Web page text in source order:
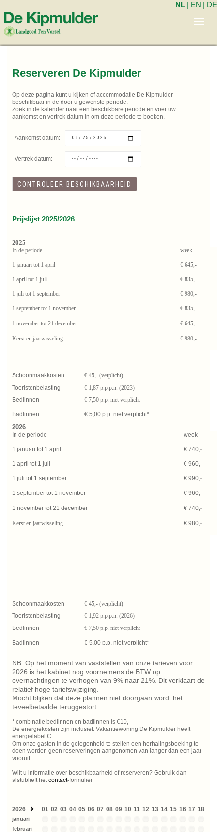
NL | EN | DE
Reserveren De Kipmulder
Op deze pagina kunt u kijken of accommodatie De Kipmulder
beschikbaar in de door u gewenste periode.
Zoek in de kalender naar een beschikbare periode en voer uw
aankomst en vertrek datum in om deze periode te boeken.
Aankomst datum:
Vertrek datum:
Prijslijst 2025/2026
2025
In de periode week
1 januari tot 1 april € 645,-
1 april tot 1 juli € 835,-
1 juli tot 1 september € 980,-
1 september tot 1 november € 835,-
1 november tot 21 december € 645,-
Kerst en jaarwisseling € 980,-
Schoonmaakkosten
€ 45,- (verplicht)
Toeristenbelasting
€ 1,87 p.p.p.n. (2023)
Bedlinnen
Badlinnen
€ 7,50 p.p. niet verplicht
€ 5,00 p.p. niet verplicht*
2026
In de periode week
1 januari tot 1 april € 740,-
1 april tot 1 juli € 960,-
1 juli tot 1 september € 990,-
1 september tot 1 november € 960,-
1 november tot 21 december € 740,-
Kerst en jaarwisseling € 980,-
Schoonmaakkosten
€ 45,- (verplicht)
Toeristenbelasting
€ 1,92 p.p.p.n. (2026)
Bedlinnen
Badlinnen
€ 7,50 p.p. niet verplicht
€ 5,00 p.p. niet verplicht*
NB: Op het moment van vaststellen van onze tarieven voor
2026 is het kabinet nog voornemens de BTW op
overnachtingen te verhogen van 9% naar 21%. Dit verklaart de
relatief hoge tariefswijziging.
Mocht blijken dat deze plannen niet doorgaan wordt het
teveelbetaalde teruggestort.
* combinatie bedlinnen en badlinnen is €10,-
De energiekosten zijn inclusief. Vakantiewoning De Kipmulder heeft
energielabel C.
Om onze gasten in de gelegenheid te stellen een herhalingsboeking te
doen worden geen reserveringen aangenomen van langer dan een jaar
vooruit.
Wilt u informatie over beschikbaarheid of reserveren? Gebruik dan
alstublieft het contact-formulier.
2026 01 02 03 04 05 06 07 08 09 10 11 12 13 14 15 16 17 18
januari
februari